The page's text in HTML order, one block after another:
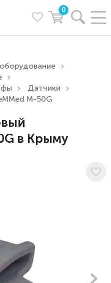
0
Датчики
M-50G
в Крыму